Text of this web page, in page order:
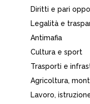
Diritti e pari
Legalità e
Antimafia
Cultura e sport
Trasporti e
Agricoltura,
Lavoro,